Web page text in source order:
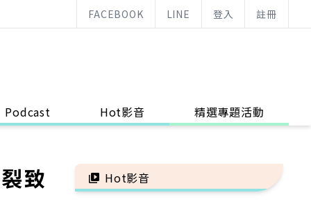
FACEBOOK LINE 登入 註冊
Podcast Hot影音 精選專題活動
致
Hot影音